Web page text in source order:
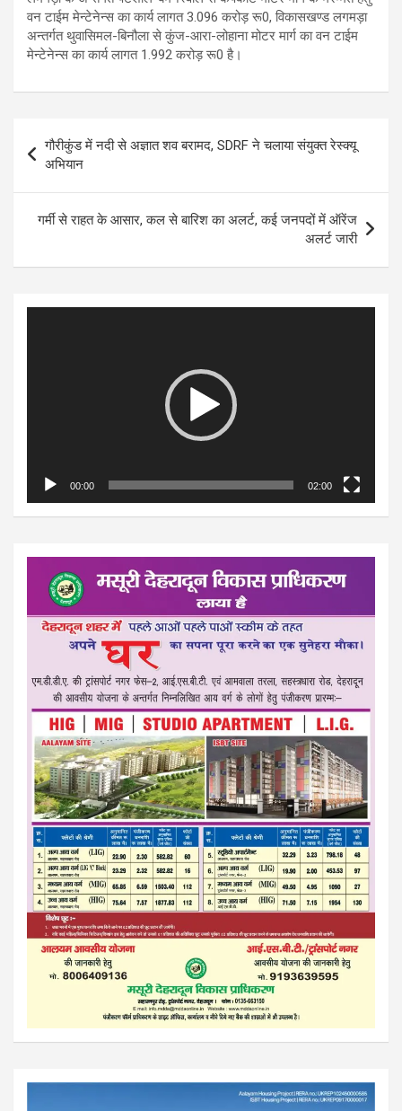
वन टाईम मेन्टेनेन्स का कार्य लागत 3.096 करोड़ रू0, विकासखण्ड लगमड़ा
अन्तर्गत थुवासिमल-बिनौला से कुंज-आरा-लोहाना मोटर मार्ग का वन टाईम
मेन्टेनेन्स का कार्य लागत 1.992 करोड़ रू0 है।
Post
navigation
गौरीकुंड में नदी से अज्ञात शव बरामद, SDRF ने चलाया संयुक्त रेस्क्यू
अभियान
गर्मी से राहत के आसार, कल से बारिश का अलर्ट, कई जनपदों में ऑरेंज
अलर्ट जारी
00:00 02:00